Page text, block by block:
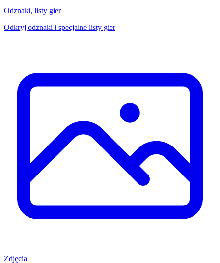
Odznaki, listy gier
Odkryj odznaki i specjalne listy gier
Zdjęcia